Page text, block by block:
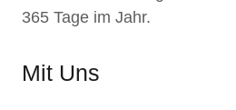
365 Tage im Jahr.
Mit Uns